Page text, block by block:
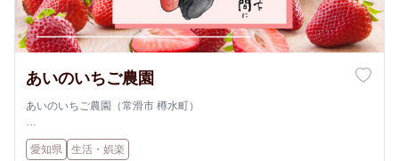
あいのいちご農園
あいのいちご農園（常滑市 樽水町）
脱サラ大将と、いちご大好きなスタッフが心を込めて育てる「あいのい
ちご農園」。
愛知県 生活・娯楽